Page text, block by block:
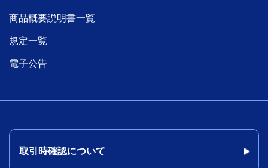
商品概要説明書一覧
規定一覧
電子公告
取引時確認について